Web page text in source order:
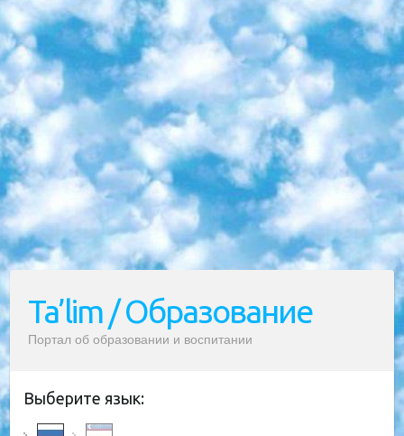
Ta’lim / Образование
Портал об образовании и воспитании
Выберите язык: